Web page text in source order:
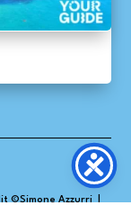
©Simone Azzurri